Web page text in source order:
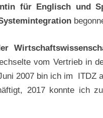
für Englisch und
vom Vertrieb in
2007 bin ich im ITDZ
2017 konnte ich